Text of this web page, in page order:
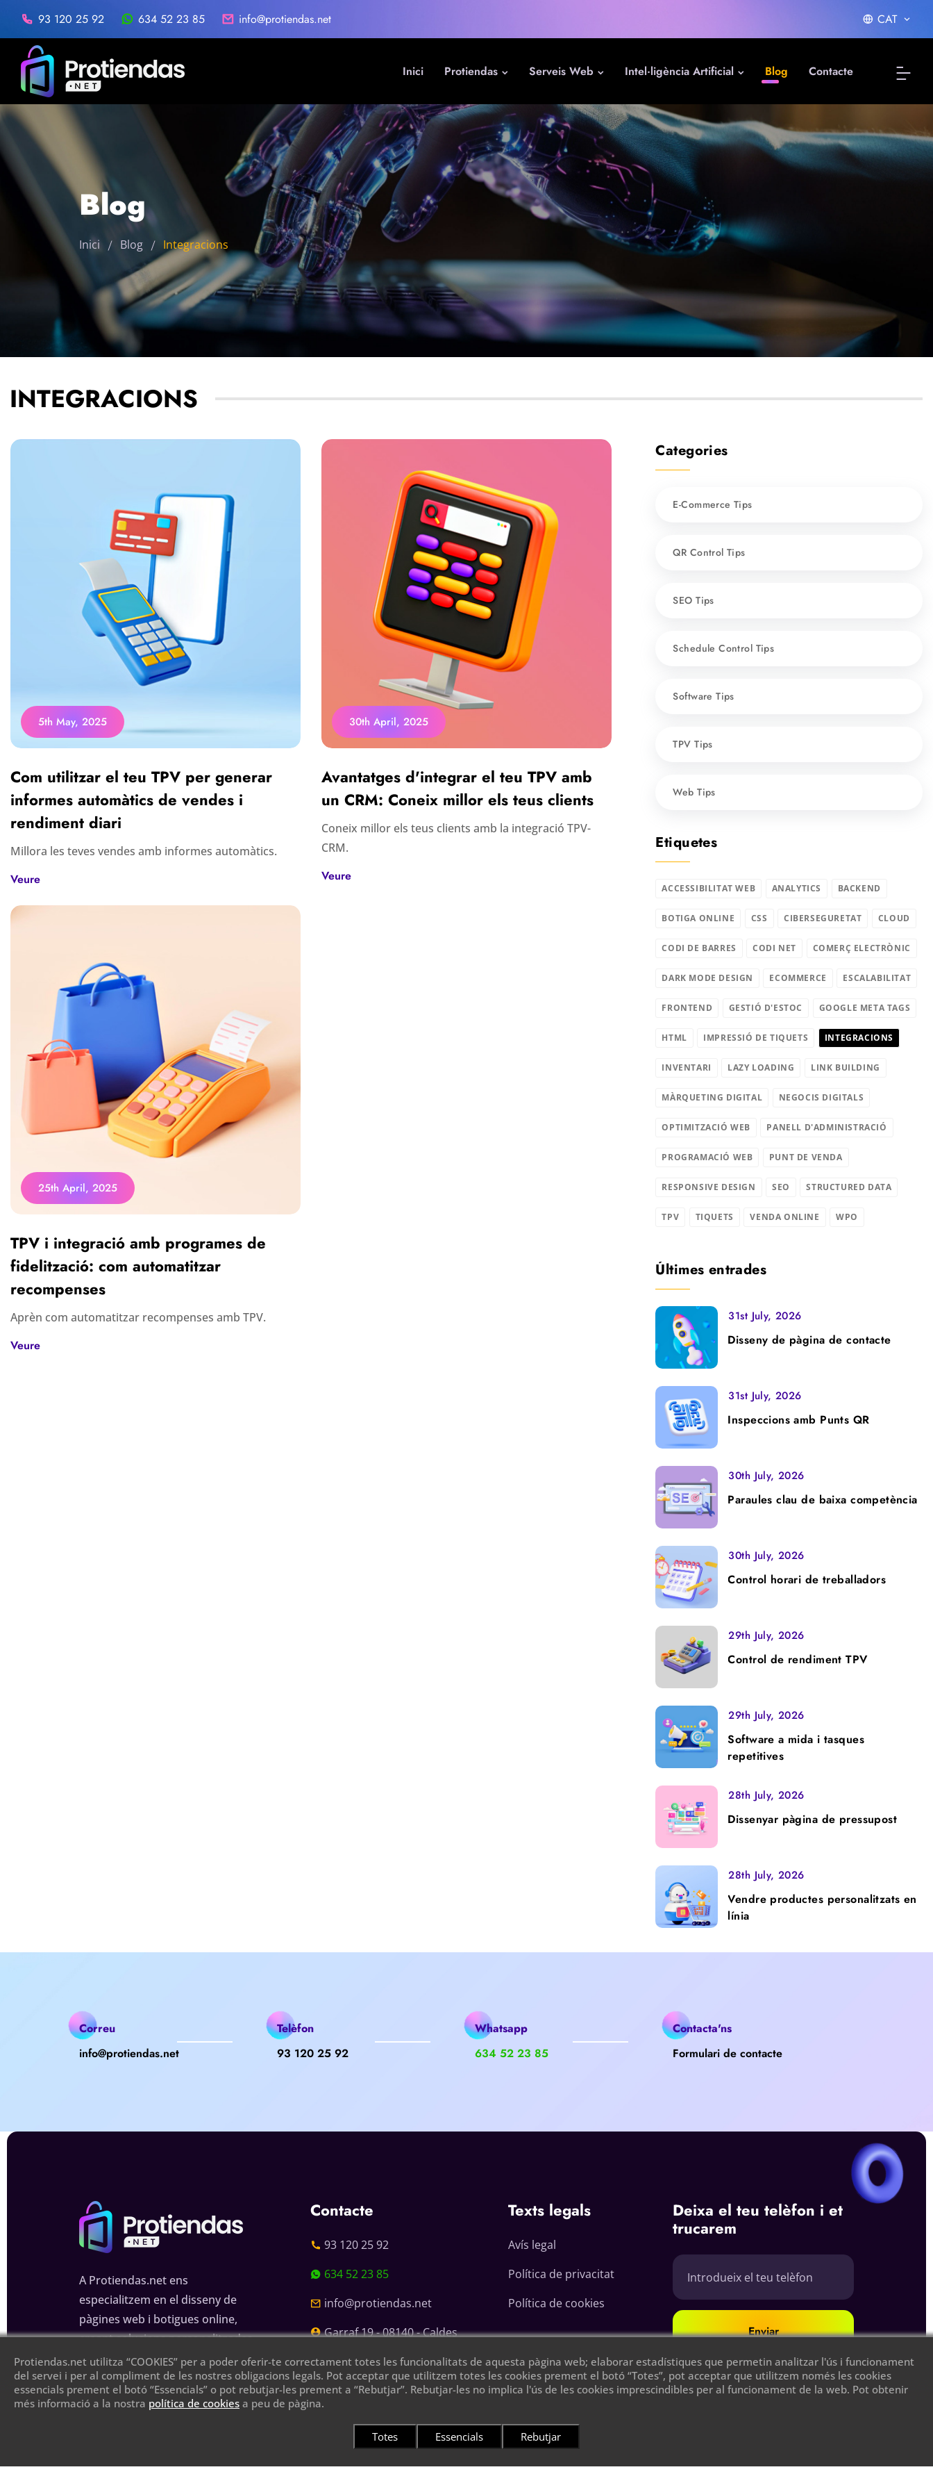
93 120 25 92 634 52 23 85 info@protiendas.net CAT
Inici Protiendas Serveis Web Intel·ligència Artificial Blog Contacte
Blog
Inici Blog Integracions
INTEGRACIONS
5th May, 2025
Com utilitzar el teu TPV per generar
informes automàtics de vendes i
rendiment diari
Millora les teves vendes amb informes automàtics.
Veure
30th April, 2025
Avantatges d'integrar el teu TPV amb
un CRM: Coneix millor els teus clients
Coneix millor els teus clients amb la integració TPV-
CRM.
Veure
25th April, 2025
TPV i integració amb programes de
fidelització: com automatitzar
recompenses
Aprèn com automatitzar recompenses amb TPV.
Veure
Categories
E-Commerce Tips
QR Control Tips
SEO Tips
Schedule Control Tips
Software Tips
TPV Tips
Web Tips
Etiquetes
ACCESSIBILITAT WEB ANALYTICS BACKEND
BOTIGA ONLINE CSS CIBERSEGURETAT CLOUD
CODI DE BARRES CODI NET COMERÇ ELECTRÒNIC
DARK MODE DESIGN ECOMMERCE ESCALABILITAT
FRONTEND GESTIÓ D'ESTOC GOOGLE META TAGS
HTML IMPRESSIÓ DE TIQUETS INTEGRACIONS
INVENTARI LAZY LOADING LINK BUILDING
MÀRQUETING DIGITAL NEGOCIS DIGITALS
OPTIMITZACIÓ WEB PANELL D'ADMINISTRACIÓ
PROGRAMACIÓ WEB PUNT DE VENDA
RESPONSIVE DESIGN SEO STRUCTURED DATA
TPV TIQUETS VENDA ONLINE WPO
Últimes entrades
31st July, 2026
Disseny de pàgina de contacte
31st July, 2026
Inspeccions amb Punts QR
30th July, 2026
Paraules clau de baixa competència
30th July, 2026
Control horari de treballadors
29th July, 2026
Control de rendiment TPV
29th July, 2026
Software a mida i tasques
repetitives
28th July, 2026
Dissenyar pàgina de pressupost
28th July, 2026
Vendre productes personalitzats en
línia
Correu
info@protiendas.net
Telèfon
93 120 25 92
Whatsapp
634 52 23 85
Contacta'ns
Formulari de contacte
A Protiendas.net ens
especialitzem en el disseny de
pàgines web i botigues online,
creant solucions personalitzades
per millorar la teva presència a
internet.
Contacte
93 120 25 92
634 52 23 85
info@protiendas.net
Garraf 19 - 08140 - Caldes
Texts legals
Avís legal
Política de privacitat
Política de cookies
Deixa el teu telèfon i et
trucarem
Enviar
Protiendas.net utilitza “COOKIES” per a poder oferir-te correctament totes les funcionalitats de aquesta pàgina web; elaborar estadístiques que permetin analitzar l'ús i funcionament
del servei i per al compliment de les nostres obligacions legals. Pot acceptar que utilitzem totes les cookies prement el botó “Totes”, pot acceptar que utilitzem només les cookies
essencials prement el botó “Essencials” o pot rebutjar-les prement a “Rebutjar”. Rebutjar-les no implica l'ús de les cookies imprescindibles per al funcionament de la web. Pot obtenir
més informació a la nostra política de cookies a peu de pàgina.
Totes Essencials Rebutjar